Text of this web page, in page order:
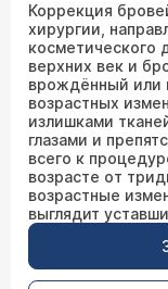
Коррекция
хирургии,
косметического
верхних век и
врождённый или
возрастных
излишками
глазами и
всего к
возрасте от
возрастные
выглядит